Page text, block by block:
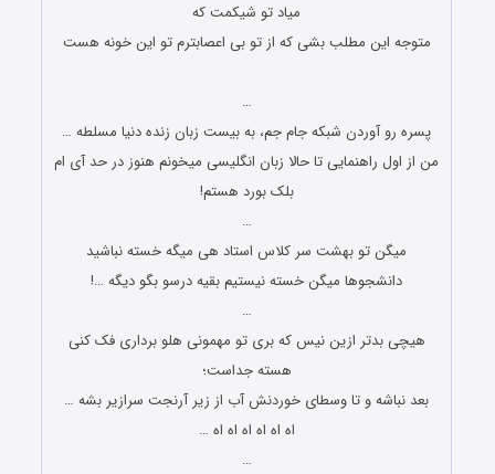
میاد تو شیکمت که
متوجه این مطلب بشی که از تو بی اعصابترم تو این خونه هست
…
پسره رو آوردن شبکه جام جم، به بیست زبان زنده دنیا مسلطه …
من از اول راهنمایی تا حالا زبان انگلیسی میخونم هنوز در حد آی ام
بلک بورد هستم!
…
میگن تو بهشت سر کلاس استاد هی میگه خسته نباشید
دانشجوها میگن خسته نیستیم بقیه درسو بگو دیگه …!
…
هیچی بدتر ازین نیس که بری تو مهمونی هلو برداری فک کنی
هسته جداست؛
بعد نباشه و تا وسطای خوردنش آب از زیر آرنجت سرازیر بشه …
اه اه اه اه اه اه …
…